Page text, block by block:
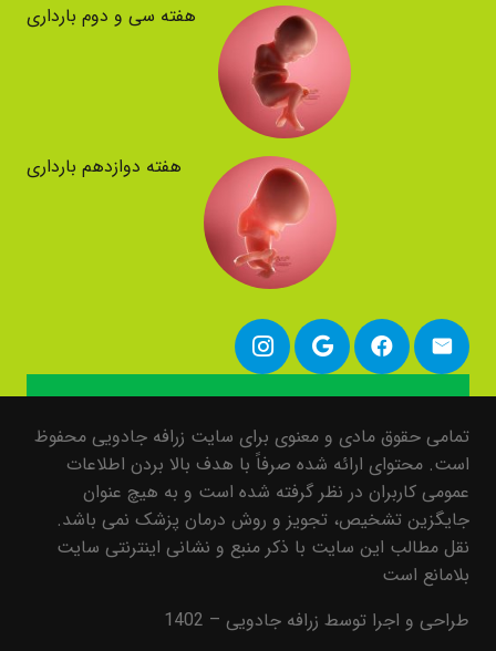
هفته سی و دوم بارداری
هفته دوازدهم بارداری
تمامی حقوق مادی و معنوی برای سایت زرافه جادویی محفوظ
است. محتوای ارائه شده صرفاً با هدف بالا بردن اطلاعات
عمومی کاربران در نظر گرفته شده است و به هیچ عنوان
جایگزین تشخیص، تجویز و روش درمان پزشک نمی باشد.
نقل مطالب این سایت با ذکر منبع و نشانی اینترنتی سایت
بلامانع است
طراحی و اجرا توسط زرافه جادویی – 1402